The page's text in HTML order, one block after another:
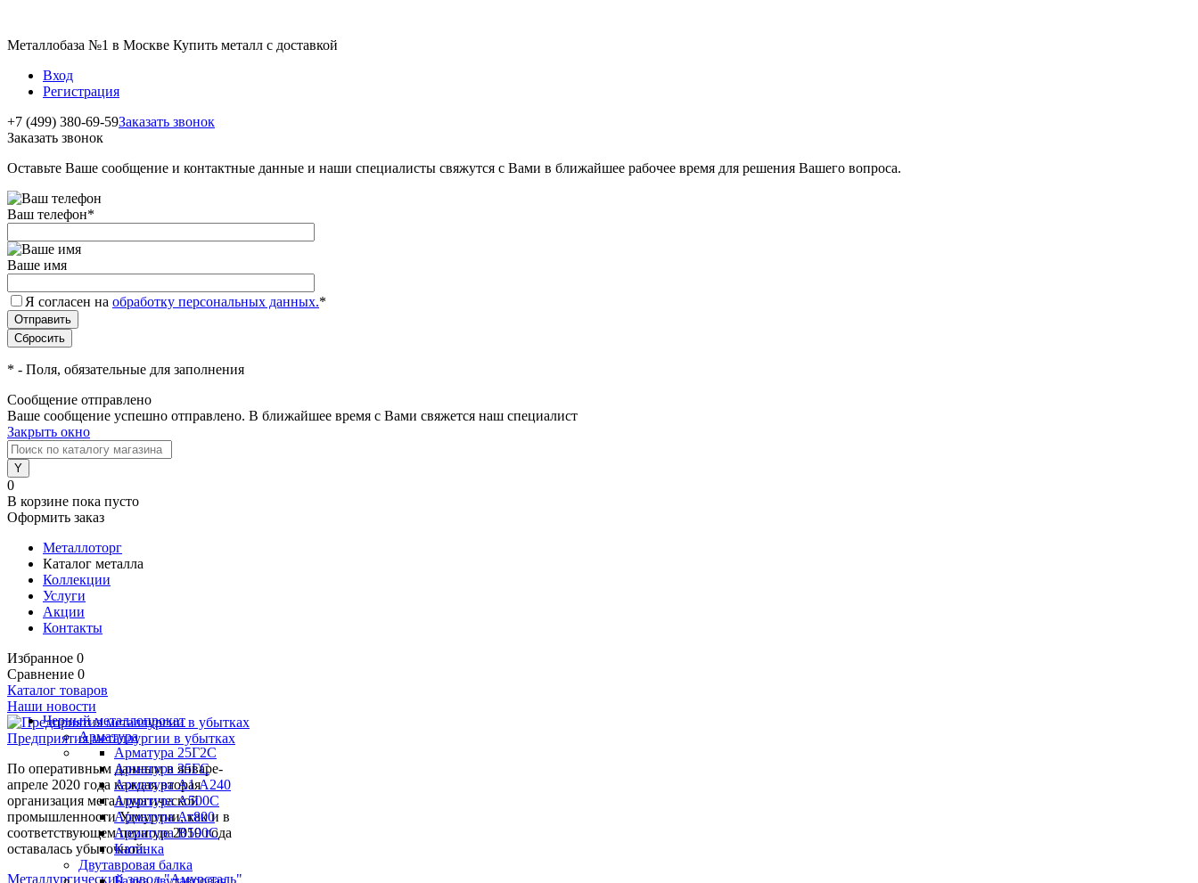
Металлобаза №1 в Москве Купить металл с доставкой
Вход
Регистрация
+7 (499) 380-69-59Заказать звонок
Заказать звонок
Оставьте Ваше сообщение и контактные данные и наши специалисты свяжутся с Вами в ближайшее рабочее время для решения Вашего вопроса.
Ваш телефон*
Ваше имя
Я согласен на обработку персональных данных.*
* - Поля, обязательные для заполнения
Сообщение отправлено
Ваше сообщение успешно отправлено. В ближайшее время с Вами свяжется наш специалист
Закрыть окно
0
В корзине пока пусто
Оформить заказ
Металлоторг
Каталог металла
Коллекции
Услуги
Акции
Контакты
Избранное 0
Сравнение 0
Каталог товаров
Черный металлопрокат
Арматура
Арматура 25Г2С
Арматура 35ГС
Арматура А1 А240
Арматура А500С
Арматура Ат800
Арматура В500С
Катанка
Двутавровая балка
Наши новости
Предприятия металлургии в убытках
По оперативным данным в январе-
апреле 2020 года каждая вторая
организация металлургической
промышленности Удмуртии, как и в
соответствующем периоде 2019 года
оставалась убыточной.
Металлургический завод "Амурсталь"